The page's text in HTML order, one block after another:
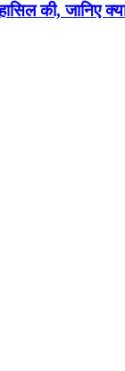
की, जानिए
से चंद्रमा के